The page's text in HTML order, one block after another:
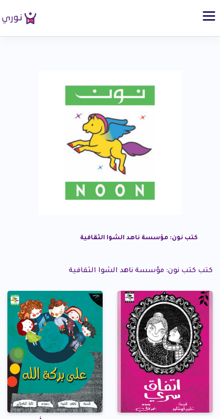
كتب نون: مؤسسة ناهد الشوا الثقافية
كتب كتب نون: مؤسسة ناهد الشوا الثقافية